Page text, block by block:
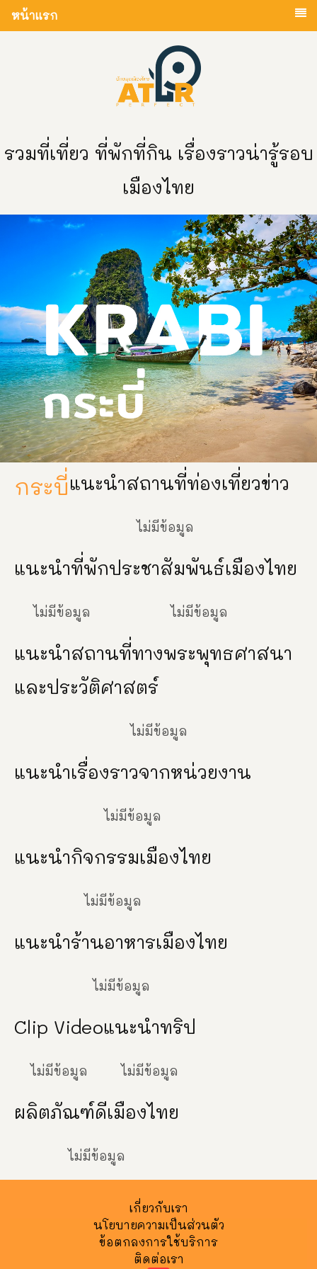
หน้าแรก
รวมที่เที่ยว ที่พักที่กิน เรื่องราวน่ารู้รอบ
เมืองไทย
กระบี่แนะนำสถานที่ท่องเที่ยว
ไม่มีข้อมูล
แนะนำที่พัก
ไม่มีข้อมูล
แนะนำสถานที่ทางพระพุทธศาสนา
และประวัติศาสตร์
ไม่มีข้อมูล
แนะนำเรื่องราวจากหน่วยงาน
ไม่มีข้อมูล
แนะนำกิจกรรมเมืองไทย
ไม่มีข้อมูล
แนะนำร้านอาหารเมืองไทย
ไม่มีข้อมูล
Clip Video
ไม่มีข้อมูล
แนะนำทริป
ไม่มีข้อมูล
ผลิตภัณฑ์ดีเมืองไทย
ไม่มีข้อมูล
ข่าว
ประชาสัมพันธ์เมืองไทย
ไม่มีข้อมูล
เกี่ยวกับเรา
นโยบายความเป็นส่วนตัว
ข้อตกลงการใช้บริการ
ติดต่อเรา